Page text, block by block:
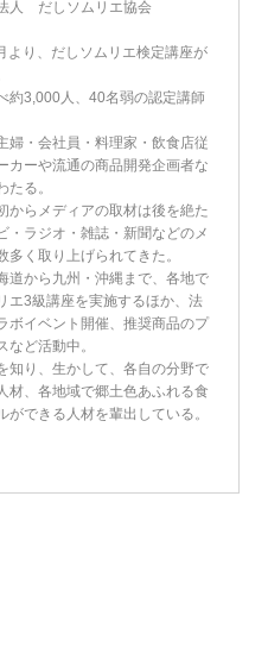
人 だしソムリエ協会
より、だしソムリエ検定講座が
約3,000人、40名弱の認定講師
婦・会社員・料理家・飲食店従
カーや流通の商品開発企画者な
たる。
からメディアの取材は後を絶た
・ラジオ・雑誌・新聞などのメ
多く取り上げられてきた。
道から九州・沖縄まで、各地で
エ3級講座を実施するほか、法
ボイベント開催、推奨商品のプ
など活動中。
知り、生かして、各自の分野で
材、各地域で郷土色あふれる食
ができる人材を輩出している。